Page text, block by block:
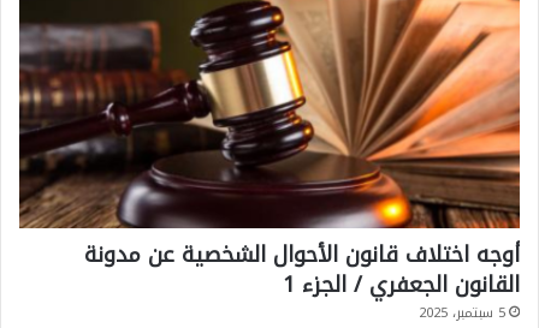
أوجه اختلاف قانون الأحوال الشخصية عن مدونة
القانون الجعفري / الجزء 1
5 سبتمبر، 2025